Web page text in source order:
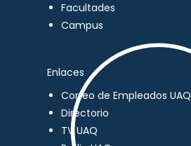
Facultades
Campus
Enlaces
Correo de Empleados UAQ
Directorio
TV UAQ